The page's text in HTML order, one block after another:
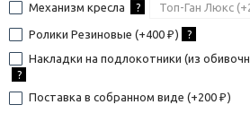
Механизм кресла ?
Ролики Резиновые (+400 ₽ ) ?
Накладки на подлокотники (из
?
Поставка в собранном виде (+200 ₽ )